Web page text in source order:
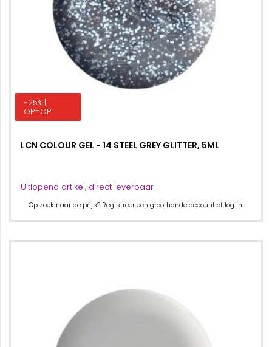
-25% |
OP=OP
LCN COLOUR GEL - 14 STEEL GREY GLITTER, 5ML
Uitlopend artikel, direct leverbaar
Op zoek naar de prijs? Registreer een groothandelaccount of log in.